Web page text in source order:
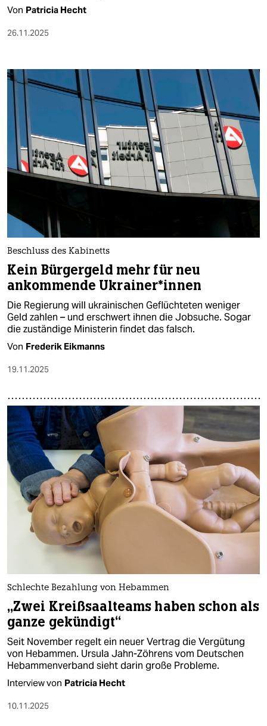
Von Patricia Hecht
26.11.2025
Beschluss des Kabinetts
Kein Bürgergeld mehr für neu
ankommende Ukrai­ne­r*in­nen
Die Regierung will ukrainischen Geflüchteten weniger
Geld zahlen – und erschwert ihnen die Jobsuche. Sogar
die zuständige Ministerin findet das falsch.
Von Frederik Eikmanns
19.11.2025
Schlechte Bezahlung von Hebammen
„Zwei Kreißsaalteams haben schon als
ganze gekündigt“
Seit November regelt ein neuer Vertrag die Vergütung
von Hebammen. Ursula Jahn-Zöhrens vom Deutschen
Hebammenverband sieht darin große Probleme.
Interview von Patricia Hecht
10.11.2025